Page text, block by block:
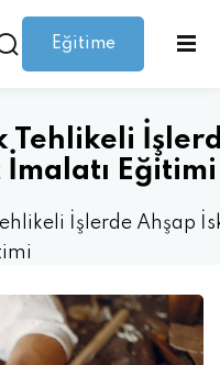
Eğitime
Tehlikeli
İmalatı Eğitimi
İşlerde Ahşap
Kaydolmak
Kaydolmak